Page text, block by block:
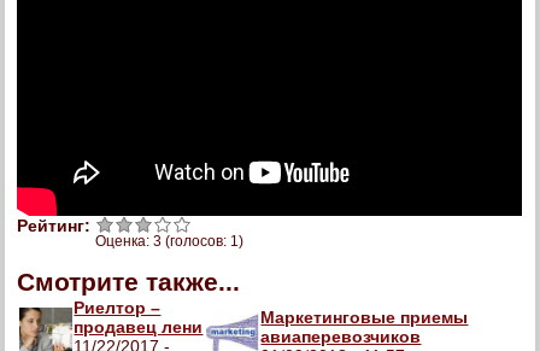
Рейтинг:
Оценка:3 (голосов: 1)
Смотрите также...
Риелтор –
продавец лени
11/22/2017 -
Маркетинговые приемы
авиаперевозчиков